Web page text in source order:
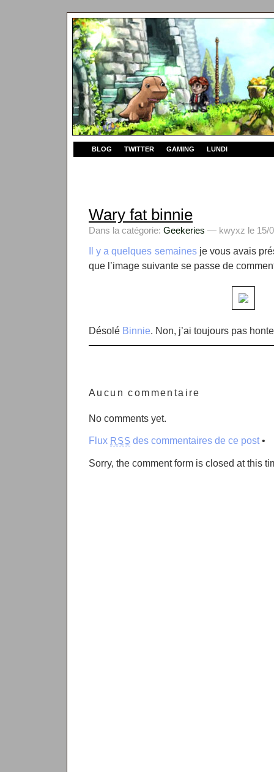
BLOG TWITTER GAMING LUNDI
Wary fat binnie
Dans la catégorie: Geekeries — kwyxz le 15/
Il y a quelques semainesje vous avais
que l’image suivante se passe de
Désolé Binnie. Non, j’ai toujours pas
Aucun commentaire
No comments yet.
Flux RSS des commentaires de ce post•
Sorry, the comment form is closed at this